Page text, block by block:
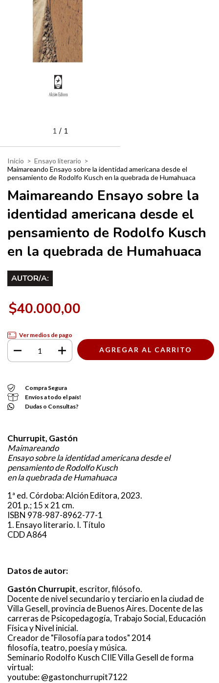
1/ 1
Inicio > Ensayo literario >
Maimareando Ensayo sobre la identidad americana desde el
pensamiento de Rodolfo Kusch en la quebrada de Humahuaca
Maimareando Ensayo sobre la
identidad americana desde el
pensamiento de Rodolfo Kusch
en la quebrada de Humahuaca
AUTOR/A:
$40.000,00
Ver medios de pago
Compra Segura
Envíos a todo el país!
Dudas o Consultas?
Churrupit, Gastón
Maimareando
Ensayo sobre la identidad americana desde el
pensamiento de Rodolfo Kusch
en la quebrada de Humahuaca
1ª ed. Córdoba: Alción Editora, 2023.
201 p.; 15 x 21 cm.
ISBN 978-987-8962-77-1
1. Ensayo literario. I. Título
CDD A864
Datos de autor:
Gastón Churrupit, escritor, filósofo.
Docente de nivel secundario y terciario en la ciudad de
Villa Gesell, provincia de Buenos Aires. Docente de las
carreras de Psicopedagogía, Trabajo Social, Educación
Física y Nivel inicial.
Creador de "Filosofía para todos" 2014
filosofía, teatro, poesía y música.
Seminario Rodolfo Kusch CIIE Villa Gesell de forma
virtual:
youtube: @gastonchurrupit7122